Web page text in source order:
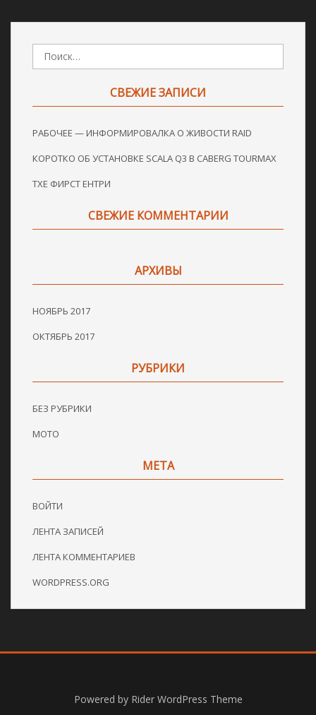
СВЕЖИЕ ЗАПИСИ
РАБОЧЕЕ — ИНФОРМИРОВАЛКА О ЖИВОСТИ RAID
КОРОТКО ОБ УСТАНОВКЕ SCALA Q3 В CABERG TOURMAX
ТХЕ ФИРСТ ЕНТРИ
СВЕЖИЕ КОММЕНТАРИИ
АРХИВЫ
НОЯБРЬ 2017
ОКТЯБРЬ 2017
РУБРИКИ
БЕЗ РУБРИКИ
МОТО
МЕТА
ВОЙТИ
ЛЕНТА ЗАПИСЕЙ
ЛЕНТА КОММЕНТАРИЕВ
WORDPRESS.ORG
Powered by Rider WordPress Theme